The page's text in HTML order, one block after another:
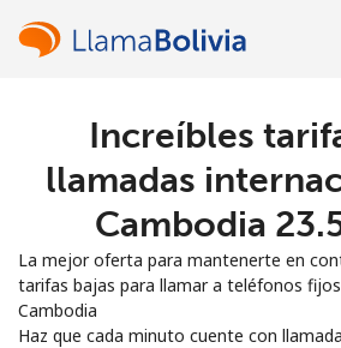
Regístrate con
Increíbles
llamadas
Cambodia
La mejor oferta para mantenerte en
tarifas bajas para llamar a teléfonos
Cambodia
Haz que cada minuto cuente con